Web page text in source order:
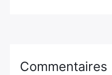
Commentaires